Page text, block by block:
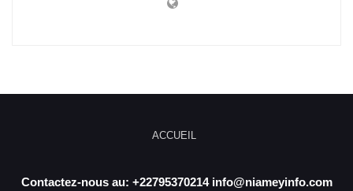
ACCUEIL
Contactez-nous au: +22795370214 info@niameyinfo.com